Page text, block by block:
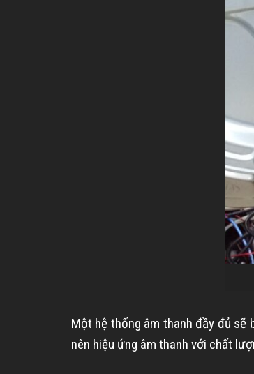
Một hệ thống âm thanh đầy đủ sẽ
nên hiệu ứng âm thanh với chất